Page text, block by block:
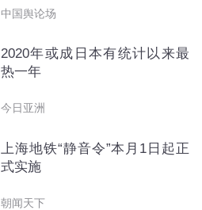
中国舆论场
2020年或成日本有统计以来最
热一年
今日亚洲
上海地铁“静音令”本月1日起正
式实施
朝闻天下